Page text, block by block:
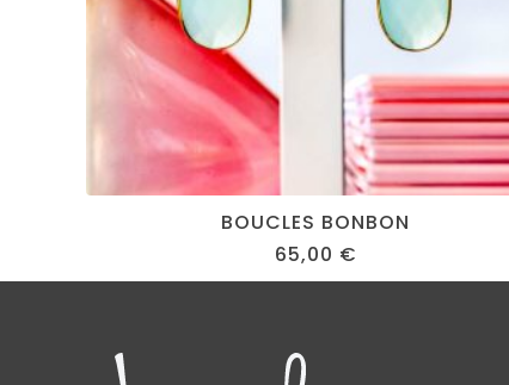
BOUCLES BONBON
65,00 €